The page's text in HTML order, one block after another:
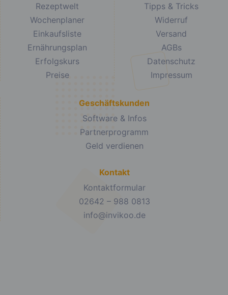
Rezeptwelt
Wochenplaner
Einkaufsliste
Ernährungsplan
Erfolgskurs
Preise
Tipps & Tricks
Widerruf
Versand
AGBs
Datenschutz
Impressum
Geschäftskunden
Software & Infos
Partnerprogramm
Geld verdienen
Kontakt
Kontaktformular
02642 – 988 0813
info@invikoo.de